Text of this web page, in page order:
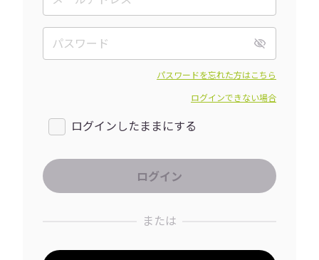
パスワードを忘れた方はこちら
ログインできない場合
ログインしたままにする
または